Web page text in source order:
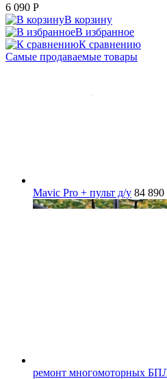
6 090 P
В корзину
В избранное
К сравнению
Самые продаваемые товары
Mavic Pro + пульт д/у 84 890
ремонт многомоторных